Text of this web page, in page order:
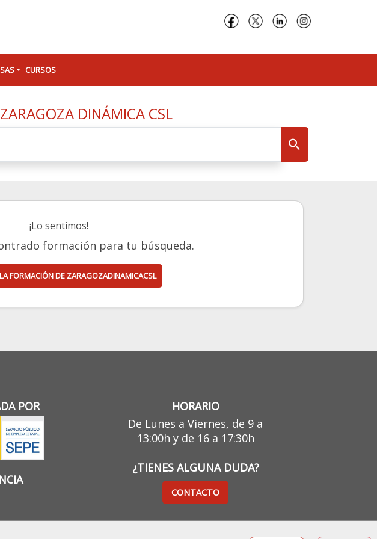
CURSOS
DINÁMICA CSL
¡Lo sentimos!
formación para tu búsqueda.
FORMACIÓN DE ZARAGOZADINAMICACSL
POR
HORARIO
De Lunes a Viernes, de 9 a
13:00h y de 16 a 17:30h
¿TIENES ALGUNA DUDA?
CONTACTO